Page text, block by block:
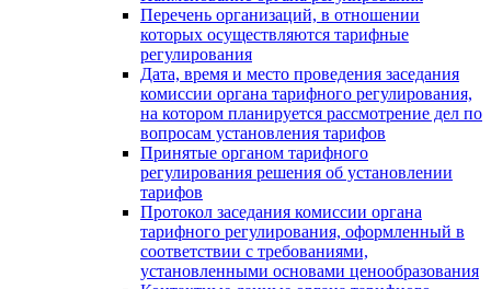
Перечень организаций, в отношении
которых осуществляются тарифные
регулирования
Дата, время и место проведения заседания
комиссии органа тарифного регулирования,
на котором планируется рассмотрение дел по
вопросам установления тарифов
Принятые органом тарифного
регулирования решения об установлении
тарифов
Протокол заседания комиссии органа
тарифного регулирования, оформленный в
соответствии с требованиями,
установленными основами ценообразования